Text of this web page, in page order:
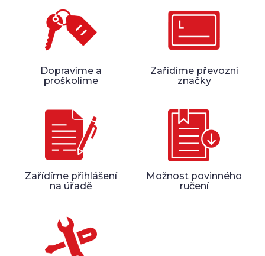
Dopravíme a
proškolíme
Zařídíme převozní
značky
Zařídíme přihlášení
na úřadě
Možnost povinného
ručení